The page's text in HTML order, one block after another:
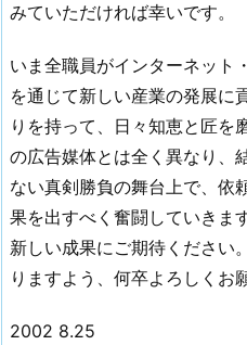
みていただければ幸いです。
いま全職員がインターネット
を通じて新しい産業の発展に
りを持って、日々知恵と匠を
の広告媒体とは全く異なり、
ない真剣勝負の舞台上で、依
果を出すべく奮闘していきま
新しい成果にご期待ください
りますよう、何卒よろしくお
2002 8.25